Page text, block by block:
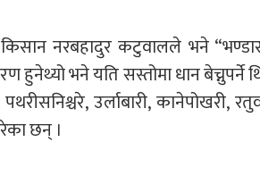
नरबहादुर कटुवालले भने
हुनेथ्यो भने यति सस्तोमा धान बेच्नुपर्ने
उर्लाबारी, कानेपोखरी,
छन् ।